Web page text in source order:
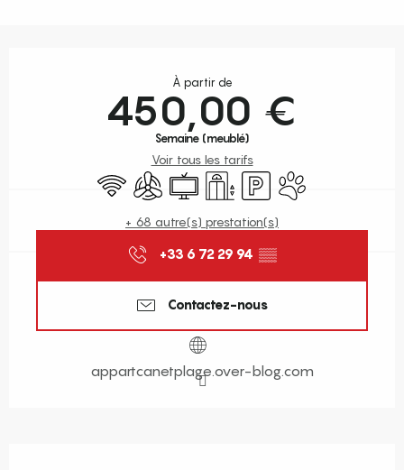
À partir de
450,00 €
Semaine (meublé)
Voir tous les tarifs
WiFi Air conditionné
TélévisionAscenseur
ParkingAnimaux acceptés
+ 68 autre(s) prestation(s)
+33 6 72 29 94 ▒▒
Contactez-nous
appartcanetplage.over-blog.com